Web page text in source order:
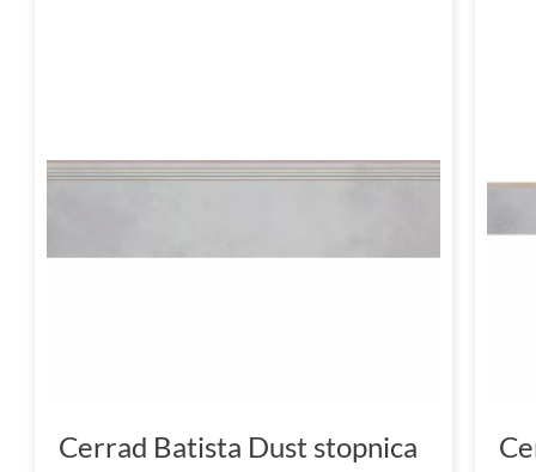
Cerrad Batista Dust stopnica